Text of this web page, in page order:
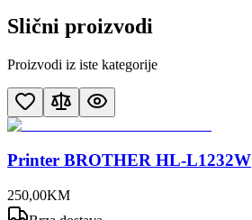
Slični proizvodi
Proizvodi iz iste kategorije
Printer BROTHER HL-L1232W
250,00KM